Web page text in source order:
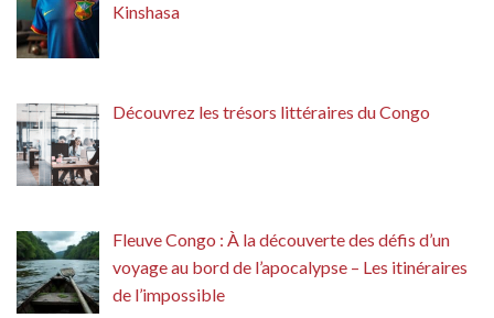
Kinshasa
Découvrez les trésors littéraires du Congo
Fleuve Congo : À la découverte des défis d’un
voyage au bord de l’apocalypse – Les itinéraires
de l’impossible